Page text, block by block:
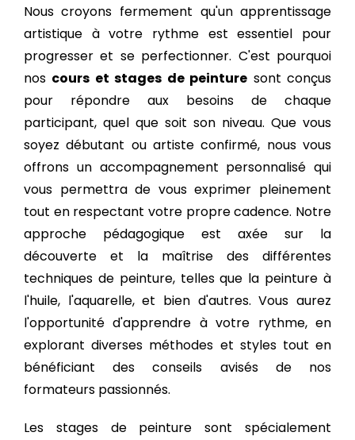
Nous croyons fermement qu'un apprentissage
artistique à votre rythme est essentiel pour
progresser et se perfectionner. C'est pourquoi
nos cours et stages de peinture sont conçus
pour répondre aux besoins de chaque
participant, quel que soit son niveau. Que vous
soyez débutant ou artiste confirmé, nous vous
offrons un accompagnement personnalisé qui
vous permettra de vous exprimer pleinement
tout en respectant votre propre cadence. Notre
approche pédagogique est axée sur la
découverte et la maîtrise des différentes
techniques de peinture, telles que la peinture à
l'huile, l'aquarelle, et bien d'autres. Vous aurez
l'opportunité d'apprendre à votre rythme, en
explorant diverses méthodes et styles tout en
bénéficiant des conseils avisés de nos
formateurs passionnés.
Les stages de peinture sont spécialement